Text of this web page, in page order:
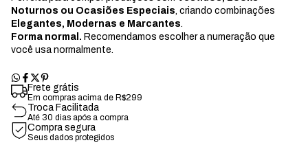
Noturnos ou Ocasiões Especiais, criando combinações
Elegantes, Modernas e Marcantes.
Forma normal. Recomendamos escolher a numeração que
você usa normalmente.
Frete grátis
Em compras acima de R$299
Troca Facilitada
Até 30 dias após a compra
Compra segura
Seus dados protegidos